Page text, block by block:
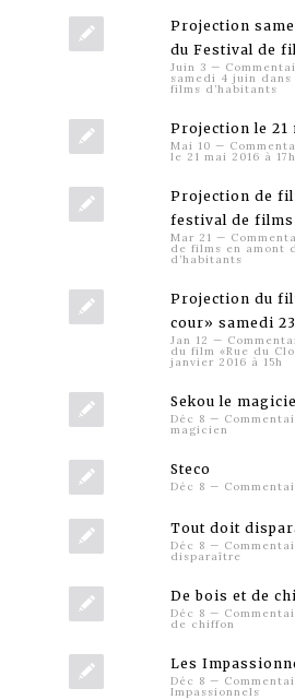
Projection
du Festival de
Juin 3 —
samedi 4 juin
films d’habitants
Projection le 21
Mai 10 —
le 21 mai 2016 à
Projection de
festival de films
Mar 21 —
de films en amont
d’habitants
Projection du
cour» samedi
Jan 12 —
du film «Rue du
janvier 2016 à 15h
Sekou le
Déc 8 —
magicien
Steco
Déc 8 —
Tout doit
Déc 8 —
disparaître
De bois et de
Déc 8 —
de chiffon
Les
Déc 8 —
Impassionnels